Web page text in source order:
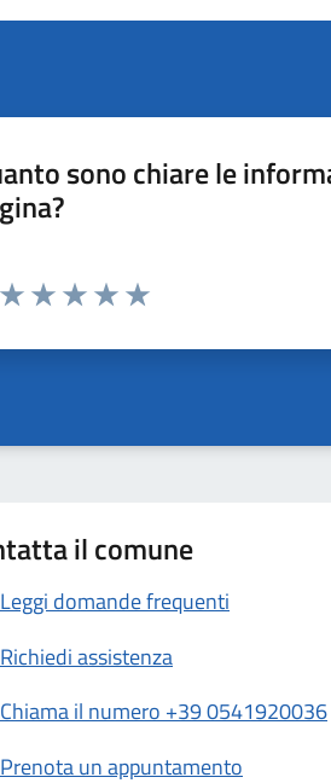
sono chiare le
da 1 a 5 stelle la pagina
il comune
Leggi domande frequenti
Richiedi assistenza
Chiama il numero +39 0541920036
Prenota un appuntamento